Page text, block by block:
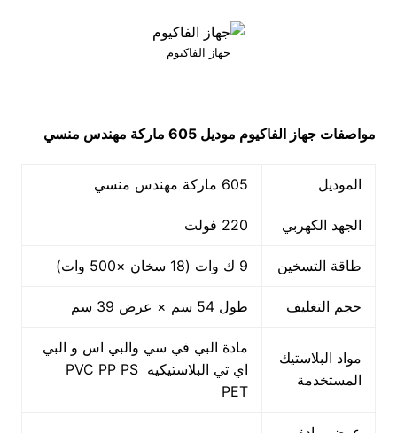
جهاز الفاكيوم
مواصفات جهاز الفاكيوم موديل 605 ماركة مهندس منسي
الموديل 605 ماركة مهندس منسي
الجهد الكهربي 220 فولت
طاقة التسخين 9 ك وات (18 سخان ×500 وات)
حجم التغليف طول 54 سم × عرض 39 سم
مواد البلاستيك
المستخدمة
مادة البي في سي والبي اس و البي
اي تي البلاستيكيه PVC PP PS
PET